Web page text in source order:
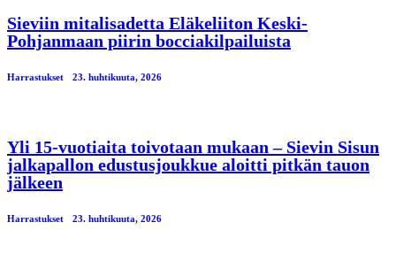
Sieviin mitalisadetta Eläkeliiton Keski-
Pohjanmaan piirin bocciakilpailuista
Harrastukset 23. huhtikuuta, 2026
Yli 15-vuotiaita toivotaan mukaan – Sievin Sisun
jalkapallon edustusjoukkue aloitti pitkän tauon
jälkeen
Harrastukset 23. huhtikuuta, 2026